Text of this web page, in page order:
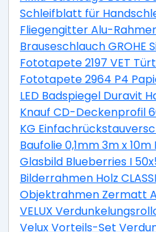
Schleifblatt für
Fliegengitter Alu-
Brauseschlauch GROHE
Fototapete 2197 VET
Fototapete 2964 P4
LED Badspiegel Duravit
Knauf CD-Deckenprofil
KG
Baufolie 0,1mm 3m x 10m
Glasbild Blueberries I
Bilderrahmen Holz
Objektrahmen Zermatt
VELUX
Velux Vorteils-Set